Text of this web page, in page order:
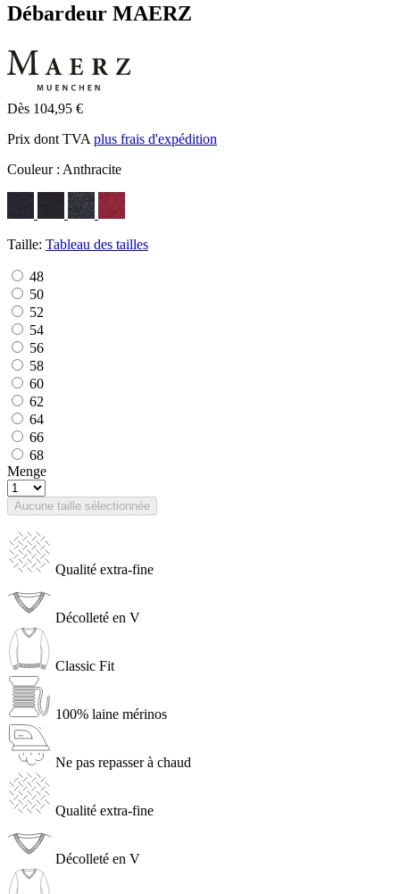
Débardeur MAERZ
Dès 104,95 €
Prix dont TVA plus frais d'expédition
Couleur : Anthracite
Taille: Tableau des tailles
48
50
52
54
56
58
60
62
64
66
68
Menge
Aucune taille sélectionnée
Qualité extra-fine
Décolleté en V
Classic Fit
100% laine mérinos
Ne pas repasser à chaud
Qualité extra-fine
Décolleté en V